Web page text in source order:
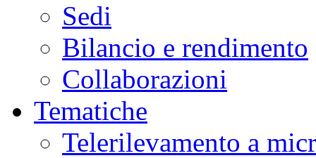
Sedi
Bilancio e rendimento
Collaborazioni
Tematiche
Telerilevamento a